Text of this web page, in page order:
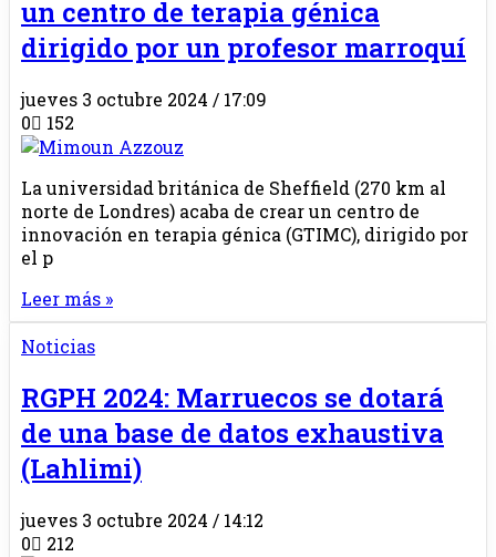
un centro de terapia génica
dirigido por un profesor marroquí
jueves 3 octubre 2024 / 17:09
0
152
La universidad británica de Sheffield (270 km al
norte de Londres) acaba de crear un centro de
innovación en terapia génica (GTIMC), dirigido por
el p
Leer más »
Noticias
RGPH 2024: Marruecos se dotará
de una base de datos exhaustiva
(Lahlimi)
jueves 3 octubre 2024 / 14:12
0
212